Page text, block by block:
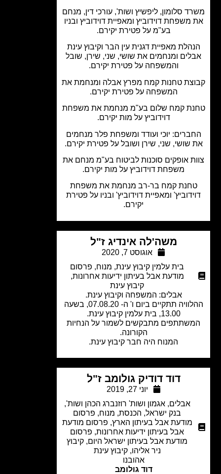
סלומון, ליפשיץ ושות', עורכי דין, מנחם
משפחת דוידוביץ ומאפיית דוידוביץ ובניו
בע"מ על פטירת יקירם.
מאפיית דגנית עין הבר וקיבוץ עינת
ומנחמים את שושי, שני, שירן, שובל
והמשפחה על פטירת יקירם.
טחנות קמח מפרץ אבלה ומנחמת את
המשפחה על פטירת יקירם.
קמח שלום בע"מ מנחמת את משפחת
דוידוביץ על מות יקירם.
יוכי ועודד ומשפחת פלר מנחמים
שושי, שני, שירן ושובל על פטירת יקירם.
אופקים סוכנות לביטוח בע"מ מנחם את
משפחת דוידוביץ על מות יקירם.
קמח בר-רב מנחמת את משפחת
ומאפיית דוידוביץ' ובניו על פטירת
משה'לה אינדיג ז"ל
אוגוסט 7, 2020
בית עלמין קיבוץ עינת,מנוח,פרסום
מודעת אבל בעיתון ידיעות אחרונות,
קיבוץ עינת
אבלים: המשפחה וקיבוץ עינת.
ההלוויה תתקיים ביום ו' ה- 07.08.20, בשעה
מתבקשים לשמור על הנחיות
הקורונה.
המנוח היה חבר קיבוץ עינת.
דוד דודיק גולומב ז"ל
אגמון ושות' רוזנברג הכהן ושות',
בנק ישראל, הכנסת,מנוח,פרסום
מודעת אבל בעיתון הארץ,פרסום מודעת
אבל בעיתון ידיעות אחרונות,פרסום
מודעת אבל בעיתון ישראל היום,קיבוץ
ניר אליהו,קיבוץ עינת
דוד גולומב